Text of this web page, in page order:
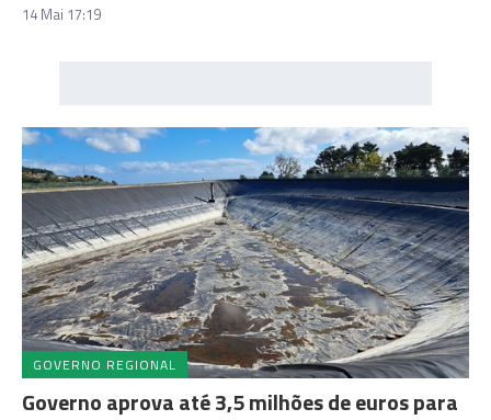
14 Mai 17:19
GOVERNO REGIONAL
Governo aprova até 3,5 milhões de euros para